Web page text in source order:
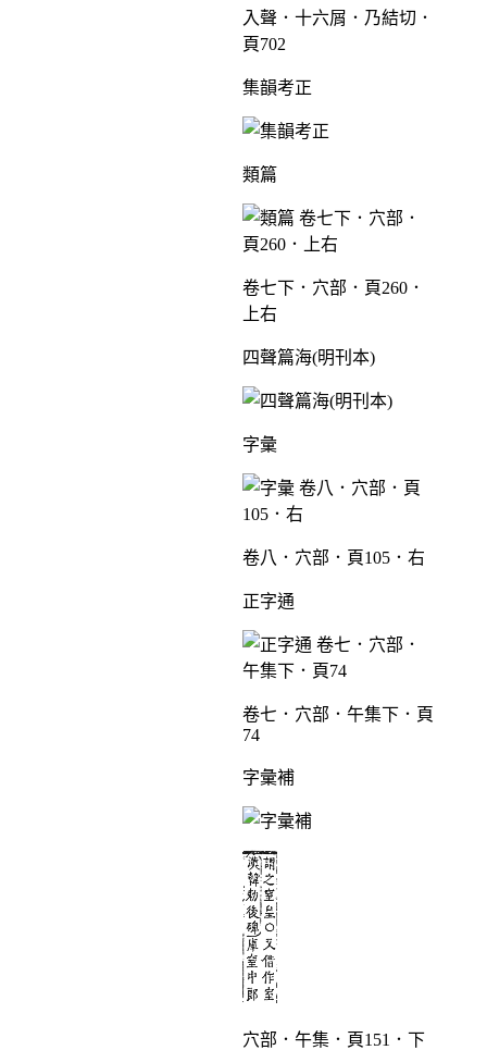
入聲．十六屑．乃結切．
頁702
集韻考正
類篇
卷七下．穴部．頁260．
上右
四聲篇海(明刊本)
字彙
卷八．穴部．頁105．右
正字通
卷七．穴部．午集下．頁
74
字彙補
穴部．午集．頁151．下